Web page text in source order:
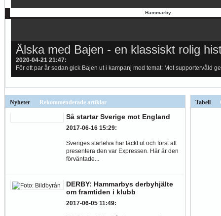
Hammarby vill dubbla rekordet
2021-02-06 15:01:
Hammarby är tillbaka i Allsvenskan. Det kommer att märkas på
Älska med Bajen - en klassiskt rolig
2020-04-21 21:47:
För ett par år sedan gick Bajen ut i kampanj med temat: Mot supportervåld
Nyheter Rekommenderade artiklar
Så startar Sverige mot England
2017-06-16 15:29:
Sveriges startelva har läckt ut och först att
presentera den var Expressen. Här är den
förväntade...
DERBY: Hammarbys derbyhjälte
om framtiden i klubb
2017-06-05 11:49:
Tabell